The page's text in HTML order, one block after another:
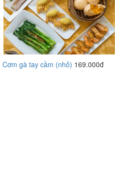
Cơm gà tay cầm (nhỏ) 169.000đ